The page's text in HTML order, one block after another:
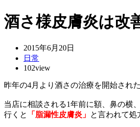
酒さ様皮膚炎は改
2015年6月20日
日常
102view
昨年の4月より酒さの治療を開始され
当店に相談される1年前に額、鼻の横
行くと
「脂漏性皮膚炎」 と言われて処